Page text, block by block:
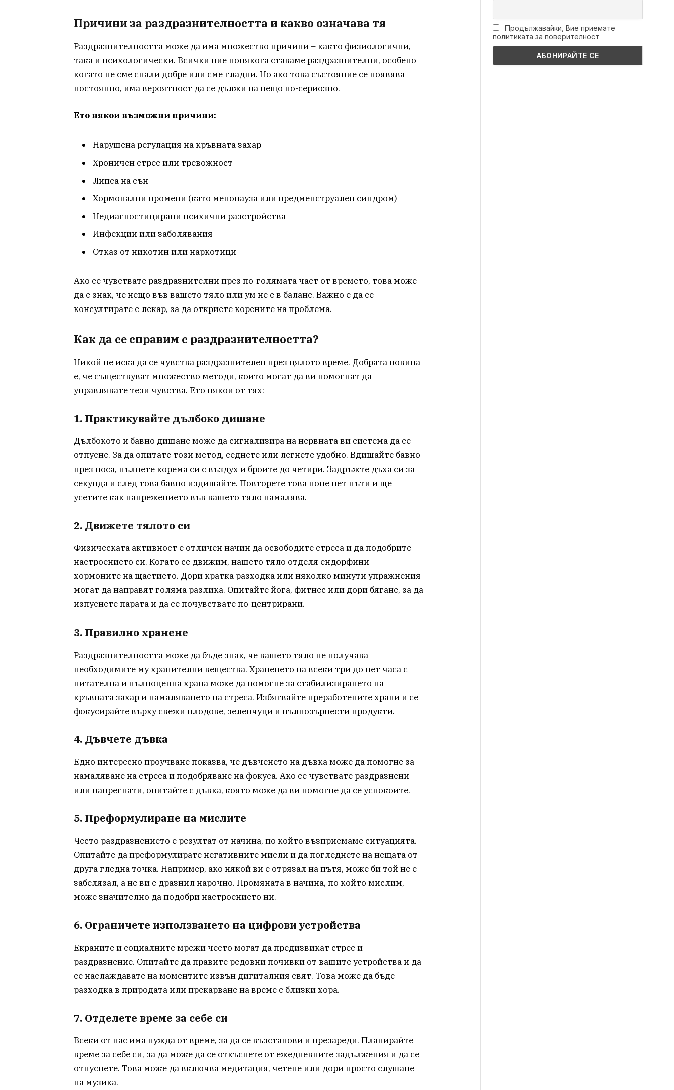
Причини за раздразнителността и какво означава тя
Раздразнителността може да има множество причини – както физиологични,
така и психологически. Всички ние понякога ставаме раздразнителни, особено
когато не сме спали добре или сме гладни. Но ако това състояние се появява
постоянно, има вероятност да се дължи на нещо по-сериозно.
Ето някои възможни причини:
Нарушена регулация на кръвната захар
Хроничен стрес или тревожност
Липса на сън
Хормонални промени (като менопауза или предменструален синдром)
Недиагностицирани психични разстройства
Инфекции или заболявания
Отказ от никотин или наркотици
Ако се чувствате раздразнителни през по-голямата част от времето, това може
да е знак, че нещо във вашето тяло или ум не е в баланс. Важно е да се
консултирате с лекар, за да откриете корените на проблема.
Как да се справим с раздразнителността?
Никой не иска да се чувства раздразнителен през цялото време. Добрата новина
е, че съществуват множество методи, които могат да ви помогнат да
управлявате тези чувства. Ето някои от тях:
1. Практикувайте дълбоко дишане
Дълбокото и бавно дишане може да сигнализира на нервната ви система да се
отпусне. За да опитате този метод, седнете или легнете удобно. Вдишайте бавно
през носа, пълнете корема си с въздух и броите до четири. Задръжте дъха си за
секунда и след това бавно издишайте. Повторете това поне пет пъти и ще
усетите как напрежението във вашето тяло намалява.
2. Движете тялото си
Физическата активност е отличен начин да освободите стреса и да подобрите
настроението си. Когато се движим, нашето тяло отделя ендорфини –
хормоните на щастието. Дори кратка разходка или няколко минути упражнения
могат да направят голяма разлика. Опитайте йога, фитнес или дори бягане, за да
изпуснете парата и да се почувствате по-центрирани.
3. Правилно хранене
Раздразнителността може да бъде знак, че вашето тяло не получава
необходимите му хранителни вещества. Храненето на всеки три до пет часа с
питателна и пълноценна храна може да помогне за стабилизирането на
кръвната захар и намаляването на стреса. Избягвайте преработените храни и се
фокусирайте върху свежи плодове, зеленчуци и пълнозърнести продукти.
4. Дъвчете дъвка
Едно интересно проучване показва, че дъвченето на дъвка може да помогне за
намаляване на стреса и подобряване на фокуса. Ако се чувствате раздразнени
или напрегнати, опитайте с дъвка, която може да ви помогне да се успокоите.
5. Преформулиране на мислите
Често раздразнението е резултат от начина, по който възприемаме ситуацията.
Опитайте да преформулирате негативните мисли и да погледнете на нещата от
друга гледна точка. Например, ако някой ви е отрязал на пътя, може би той не е
забелязал, а не ви е дразнил нарочно. Промяната в начина, по който мислим,
може значително да подобри настроението ни.
6. Ограничете използването на цифрови устройства
Екраните и социалните мрежи често могат да предизвикат стрес и
раздразнение. Опитайте да правите редовни почивки от вашите устройства и да
се наслаждавате на моментите извън дигиталния свят. Това може да бъде
разходка в природата или прекарване на време с близки хора.
7. Отделете време за себе си
Всеки от нас има нужда от време, за да се възстанови и презареди. Планирайте
време за себе си, за да може да се откъснете от ежедневните задължения и да се
отпуснете. Това може да включва медитация, четене или дори просто слушане
на музика.
Продължавайки, Вие приемате
политиката за поверителност